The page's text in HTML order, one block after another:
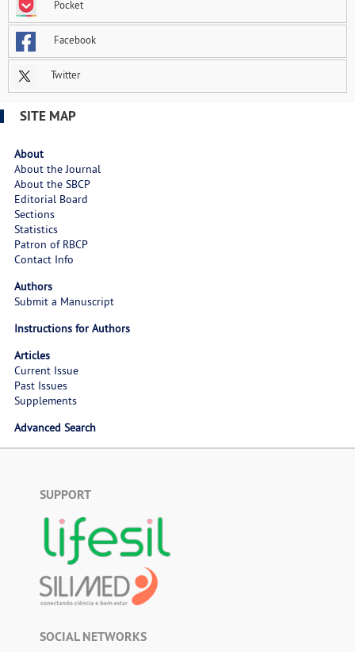
Pocket
Facebook
Twitter
SITE MAP
About
About the Journal
About the SBCP
Editorial Board
Sections
Statistics
Patron of RBCP
Contact Info
Authors
Submit a Manuscript
Instructions for Authors
Articles
Current Issue
Past Issues
Supplements
Advanced Search
SUPPORT
SOCIAL NETWORKS